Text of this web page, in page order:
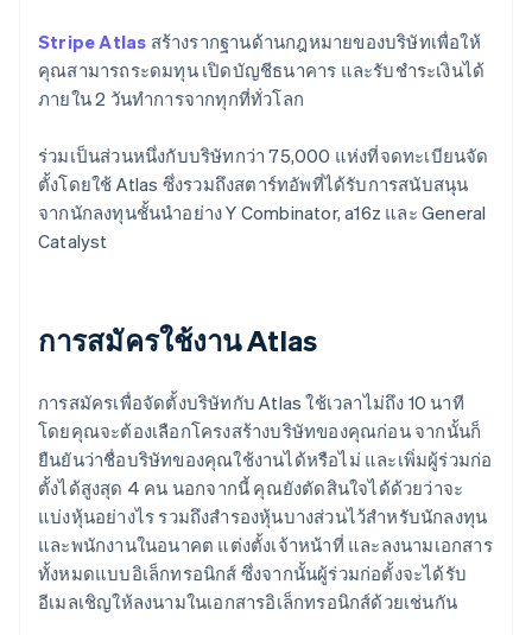
Stripe Atlas สร้างรากฐานด้านกฎหมายของบริษัทเพื่อให้
คุณสามารถระดมทุน เปิดบัญชีธนาคาร และรับชำระเงินได้
ภายใน 2 วันทำการจากทุกที่ทั่วโลก
ร่วมเป็นส่วนหนึ่งกับบริษัทกว่า 75,000 แห่งที่จดทะเบียนจัด
ตั้งโดยใช้ Atlas ซึ่งรวมถึงสตาร์ทอัพที่ได้รับการสนับสนุน
จากนักลงทุนชั้นนำอย่าง Y Combinator, a16z และ General
Catalyst
การสมัครใช้งาน Atlas
การสมัครเพื่อจัดตั้งบริษัทกับ Atlas ใช้เวลาไม่ถึง 10 นาที
โดยคุณจะต้องเลือกโครงสร้างบริษัทของคุณก่อน จากนั้นก็
ยืนยันว่าชื่อบริษัทของคุณใช้งานได้หรือไม่ และเพิ่มผู้ร่วมก่อ
ตั้งได้สูงสุด 4 คน นอกจากนี้ คุณยังตัดสินใจได้ด้วยว่าจะ
แบ่งหุ้นอย่างไร รวมถึงสำรองหุ้นบางส่วนไว้สำหรับนักลงทุน
และพนักงานในอนาคต แต่งตั้งเจ้าหน้าที่ และลงนามเอกสาร
ทั้งหมดแบบอิเล็กทรอนิกส์ ซึ่งจากนั้นผู้ร่วมก่อตั้งจะได้รับ
อีเมลเชิญให้ลงนามในเอกสารอิเล็กทรอนิกส์ด้วยเช่นกัน